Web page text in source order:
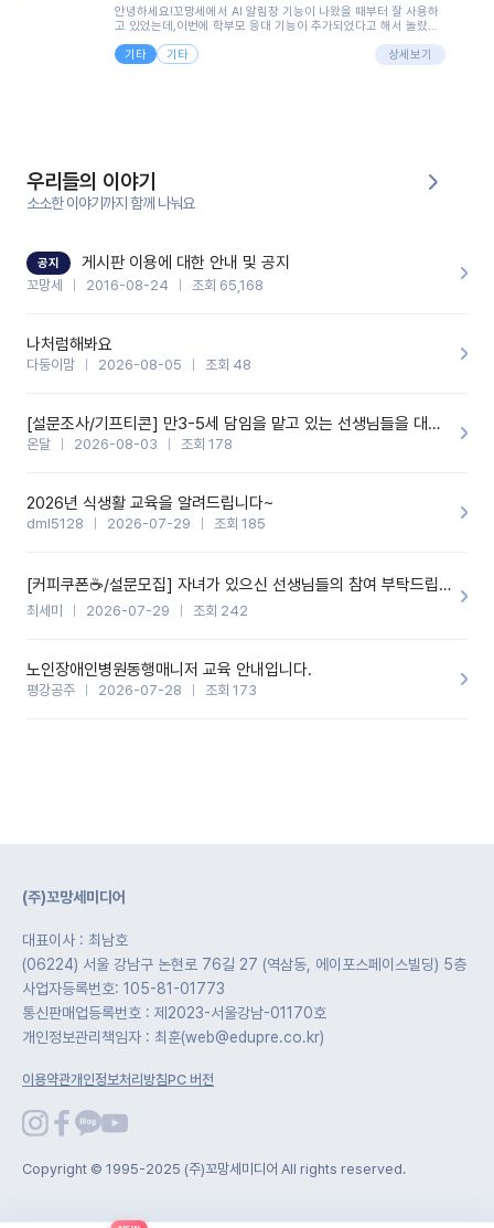
면..)그리고 제가 신입 때 이게 있었더라면 ㅜㅜㅜㅜ?응대 팁이 정말
좋은거 같아요지금은 그래도 아이들이 잘 이해 되지만초임 때는 정
말 어려워서 항상다른 선생님들께 도움을 요청했었거든요..ㅠ*일지
쓸 때도 좀 도움이 되는 거 같아요!
안녕하세요!꼬망세에서 AI 알림장 기능이 나왔을 때부터 잘 사용하
고 있었는데,이번에 학부모 응대 기능이 추가되었다고 해서 놀랐습
님 응대에 더 많은 부담을 느끼고 있습니다 ㅠㅠ이번에 제가 원에서
겪은 일과 학부모님께 전달드렸던 내용을 함께 보시고,저와 비슷한
을 많이 하는데,꼬망봇 덕분에 고민하는 시간을 줄이고 학부모님을
안심시킬 수 있었습니다.이 부분은 꼬망봇이 추가로 알려준 응대 tip
입니다.학부모님께 전화를 드리기 전에, 내용을 숙지하여 좀 더 전문
성 있는 교사가 되어 대화를 나눌 수 있었습니다.꼬망세 AI학부모 응
기능을 개발해 주셔서 감사합니다.
기타 기타 상세보기
우리들의 이야기
소소한 이야기까지 함께 나눠요
공지 게시판 이용에 대한 안내 및 공지
꼬망세 2016-08-24 조회 65,168
나처럼해봐요
다둥이맘 2026-08-05 조회 48
[설문조사/기프티콘] 만3-5세 담임을 맡고 있는 선생님들을 대상으로 설문조사를 합니다!
온달 2026-08-03 조회 178
2026년 식생활 교육을 알려드립니다~
dml5128 2026-07-29 조회 185
[커피쿠폰☕️/설문모집] 자녀가 있으신 선생님들의 참여 부탁드립니다!!
최세미 2026-07-29 조회 242
노인장애인병원동행매니저 교육 안내입니다.
평강공주 2026-07-28 조회 173
(주)꼬망세미디어
대표이사 : 최남호
(06224) 서울 강남구 논현로 76길 27 (역삼동, 에이포스페이스빌딩) 5층
사업자등록번호: 105-81-01773
통신판매업등록번호 : 제2023-서울강남-01170호
개인정보관리책임자 : 최훈(web@edupre.co.kr)
이용약관개인정보처리방침PC 버전
Copyright © 1995-2025 (주)꼬망세미디어 All rights reserved.